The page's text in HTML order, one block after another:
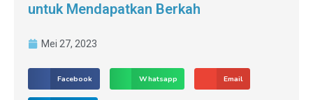
untuk Mendapatkan Berkah
Mei 27, 2023
Facebook Whatsapp Email